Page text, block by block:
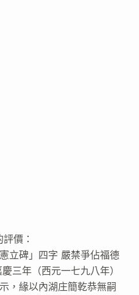
價：
立碑」四字 嚴禁爭佔福德
三年（西元一七九八年）
，緣以內湖庄簡乾恭無嗣